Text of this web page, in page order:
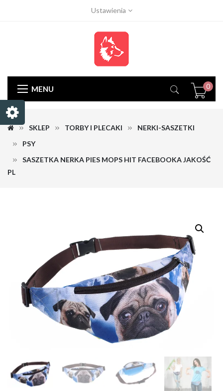
Ustawienia
MENU 0
SKLEP TORBY I PLECAKI
NERKI-SASZETKI
PSY
SASZETKA NERKA PIES MOPS HIT FACEBOOKA JAKOŚĆ
PL